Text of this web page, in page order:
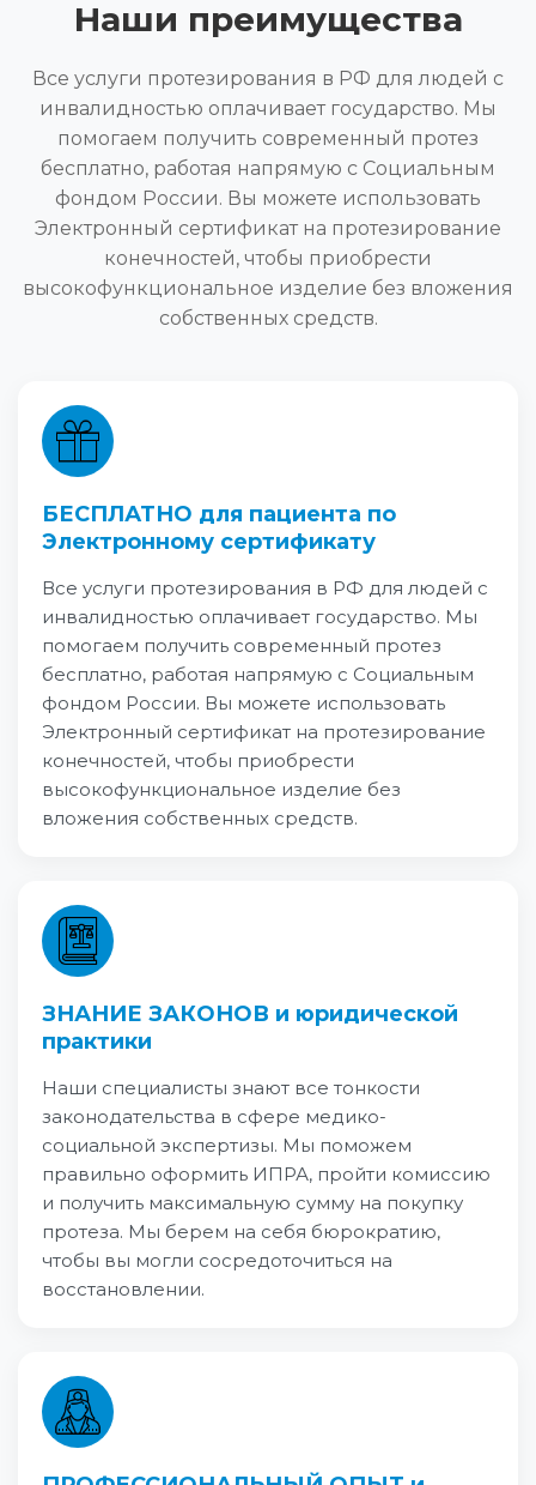
Наши преимущества
Все услуги протезирования в РФ для людей с
инвалидностью оплачивает государство. Мы
помогаем получить современный протез
бесплатно, работая напрямую с Социальным
фондом России. Вы можете использовать
Электронный сертификат на протезирование
конечностей, чтобы приобрести
высокофункциональное изделие без вложения
собственных средств.
БЕСПЛАТНО для пациента по
Электронному сертификату
Все услуги протезирования в РФ для людей с
инвалидностью оплачивает государство. Мы
помогаем получить современный протез
бесплатно, работая напрямую с Социальным
фондом России. Вы можете использовать
Электронный сертификат на протезирование
конечностей, чтобы приобрести
высокофункциональное изделие без
вложения собственных средств.
ЗНАНИЕ ЗАКОНОВ и юридической
практики
Наши специалисты знают все тонкости
законодательства в сфере медико-
социальной экспертизы. Мы поможем
правильно оформить ИПРА, пройти комиссию
и получить максимальную сумму на покупку
протеза. Мы берем на себя бюрократию,
чтобы вы могли сосредоточиться на
восстановлении.